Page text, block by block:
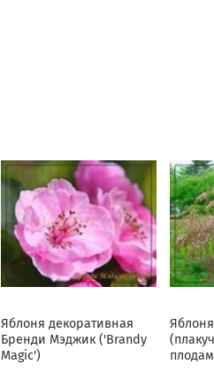
Яблоня декоративная
Бренди Мэджик ('Brandy
Magic')